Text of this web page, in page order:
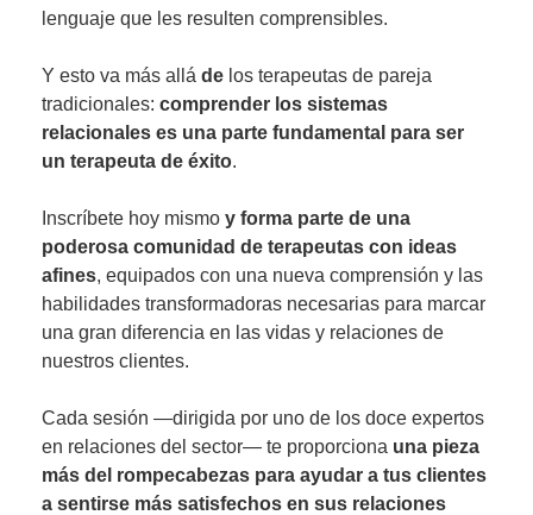
lenguaje que les resulten comprensibles.
Y esto va más allá de los terapeutas de pareja
tradicionales: comprender los sistemas
relacionales es una parte fundamental para ser
un terapeuta de éxito.
Inscríbete hoy mismo y forma parte de una
poderosa comunidad de terapeutas con ideas
afines, equipados con una nueva comprensión y las
habilidades transformadoras necesarias para marcar
una gran diferencia en las vidas y relaciones de
nuestros clientes.
Cada sesión —dirigida por uno de los doce expertos
en relaciones del sector— te proporciona una pieza
más del rompecabezas para ayudar a tus clientes
a sentirse más satisfechos en sus relaciones